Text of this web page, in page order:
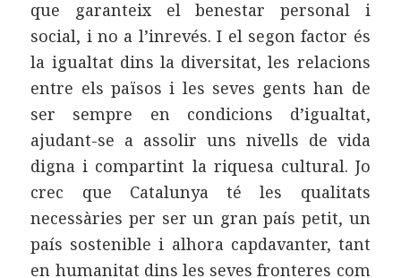
que garanteix el benestar personal i
social, i no a l’inrevés. I el segon factor és
la igualtat dins la diversitat, les relacions
entre els països i les seves gents han de
ser sempre en condicions d’igualtat,
ajudant-se a assolir uns nivells de vida
digna i compartint la riquesa cultural. Jo
crec que Catalunya té les qualitats
necessàries per ser un gran país petit, un
país sostenible i alhora capdavanter, tant
en humanitat dins les seves fronteres com